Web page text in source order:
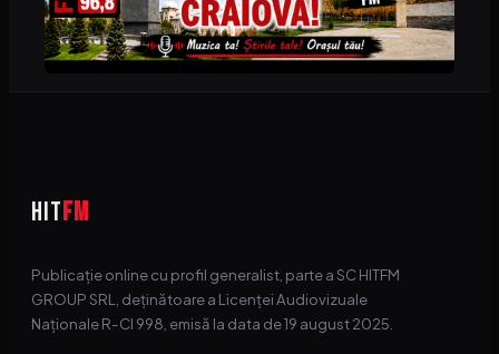
HIT FM
Publicație online cu profil generalist, parte a SC HITFM
GROUP SRL, deținătoare a Licenței Audiovizuale
Naționale R-CI 998, emisă la data de 19 august 2025.